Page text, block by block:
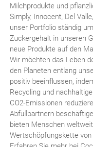
Milchprodukte und
Simply, Innocent, Del
unser Portfolio ständig
Zuckergehalt in unseren
neue Produkte auf den
Wir möchten das Leben
den Planeten entlang
positiv beeinflussen,
Recycling und
CO2-Emissionen
Abfüllpartnern
bieten Menschen
Wertschöpfungskette von